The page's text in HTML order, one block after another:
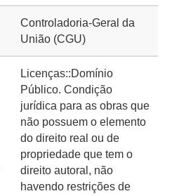
Controladoria-Geral da
União (CGU)
Licenças::Domínio
Público. Condição
jurídica para as obras que
não possuem o elemento
do direito real ou de
propriedade que tem o
direito autoral, não
havendo restrições de